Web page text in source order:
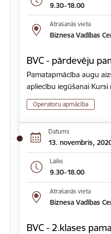
9.30–18.00
Atrašanās vieta
Biznesa Vadības
BVC - pārdevēju
Pamatapmācība augu
apliecību iegūšanai
Operatoru apmācība
Datums
13. novembris,
Laiks
9.30–18.00
Atrašanās vieta
Biznesa Vadības
BVC - 2.klases